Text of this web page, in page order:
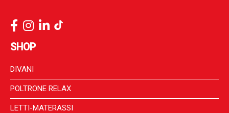
SHOP
DIVANI
POLTRONE RELAX
LETTI-MATERASSI